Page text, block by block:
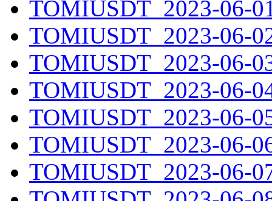
TOMIUSDT_2023-06-
TOMIUSDT_2023-06-
TOMIUSDT_2023-06-
TOMIUSDT_2023-06-
TOMIUSDT_2023-06-
TOMIUSDT_2023-06-
TOMIUSDT_2023-06-